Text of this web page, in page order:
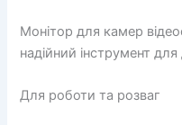
Монітор для камер
надійний інструмент
Для роботи та розваг